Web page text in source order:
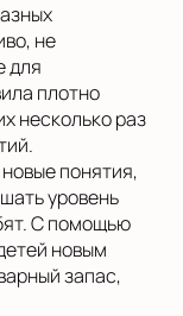
не
для
плотно
несколько раз
понятия,
уровень
С помощью
новым
запас,